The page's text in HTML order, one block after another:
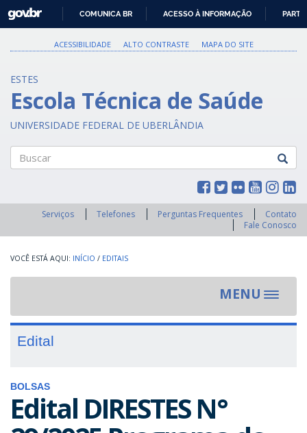
PARA
O
GOVBR
COMUNICA BR ACESSO À INFORMAÇÃO
ACESSIBILIDADE ALTO CONTRASTE MAPA DO SITE
ESTES
Escola Técnica de Saúde
UNIVERSIDADE FEDERAL DE UBERLÂNDIA
Serviços Telefones Perguntas Frequentes
Contato
Fale Conosco
INÍCIO / EDITAIS
MENU
Toggle
Edital
BOLSAS
Edital DIRESTES N°